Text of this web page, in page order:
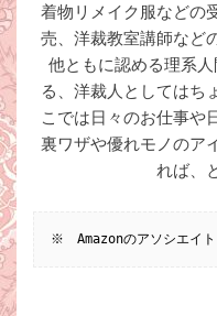
着物リメイク服などの
売、洋裁教室講師など
他ともに認める理系
る、洋裁人としてはち
こでは日々のお仕事や
裏ワザや優れモノのア
れば、
※　Amazonのアソシエイ